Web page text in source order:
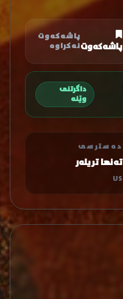
پاشەکەوت
پاشەکەوت
نەکراوە
داگرتنی
وێنە
دەسترسی
تەنها تریلەر
US